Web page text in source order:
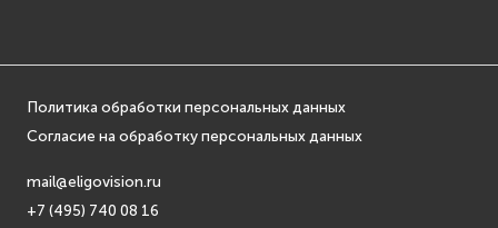
Политика обработки персональных данных
Согласие на обработку персональных данных
mail@eligovision.ru
+7 (495) 740 08 16